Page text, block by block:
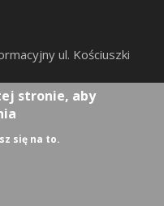
ul. Kościuszki
za
stronie, aby
się na to.